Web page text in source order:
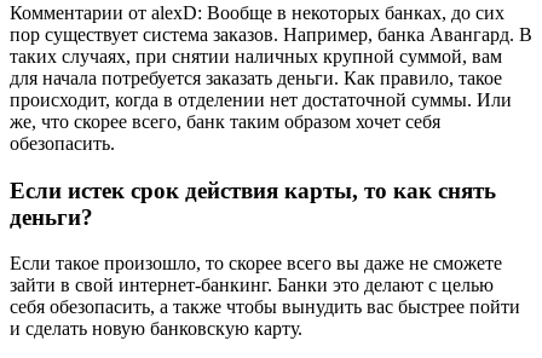
Комментарии от alexD: Вообще в некоторых банках, до сих
пор существует система заказов. Например, банка Авангард. В
таких случаях, при снятии наличных крупной суммой, вам
для начала потребуется заказать деньги. Как правило, такое
происходит, когда в отделении нет достаточной суммы. Или
же, что скорее всего, банк таким образом хочет себя
обезопасить.
Если истек срок действия карты, то как снять
деньги?
Если такое произошло, то скорее всего вы даже не сможете
зайти в свой интернет-банкинг. Банки это делают с целью
себя обезопасить, а также чтобы вынудить вас быстрее пойти
и сделать новую банковскую карту.